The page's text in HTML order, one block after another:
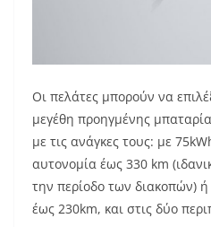
Οι πελάτες μπορούν να
μεγέθη προηγμένης
με τις ανάγκες τους: με
αυτονομία έως 330 km
την περίοδο των διακοπών)
έως 230km, και στις δύο